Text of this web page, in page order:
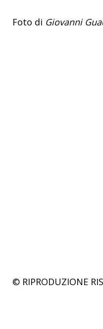
Foto di Giovanni
© RIPRODUZIONE